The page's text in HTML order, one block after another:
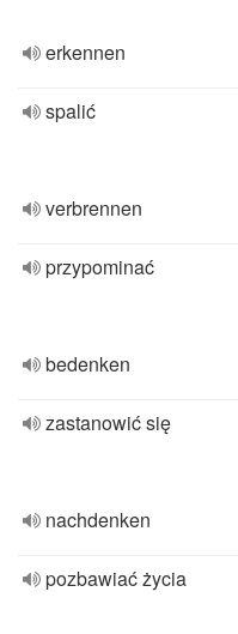
erkennen
spalić
verbrennen
przypominać
bedenken
zastanowić się
nachdenken
pozbawiać życia